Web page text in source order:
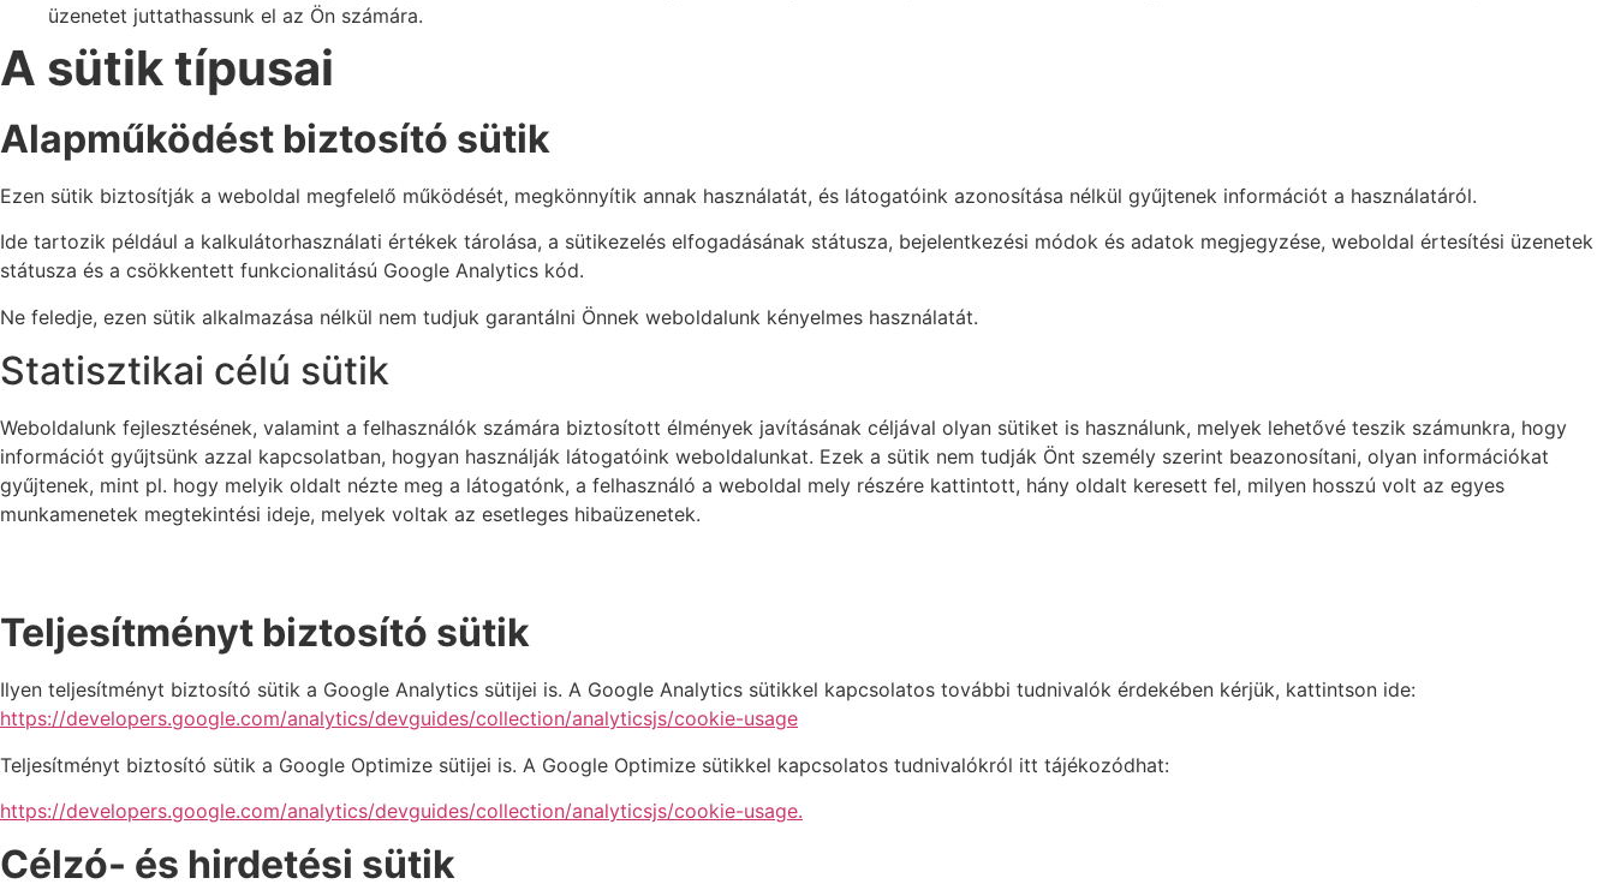
üzenetet juttathassunk el az Ön számára.
A sütik típusai
Alapműködést biztosító sütik
Ezen sütik biztosítják a weboldal megfelelő működését, megkönnyítik annak használatát, és látogatóink azonosítása nélkül gyűjtenek információt a használatáról.
Ide tartozik például a kalkulátorhasználati értékek tárolása, a sütikezelés elfogadásának státusza, bejelentkezési módok és adatok megjegyzése, weboldal értesítési üzenetek
státusza és a csökkentett funkcionalitású Google Analytics kód.
Ne feledje, ezen sütik alkalmazása nélkül nem tudjuk garantálni Önnek weboldalunk kényelmes használatát.
Statisztikai célú sütik
Weboldalunk fejlesztésének, valamint a felhasználók számára biztosított élmények javításának céljával olyan sütiket is használunk, melyek lehetővé teszik számunkra, hogy
információt gyűjtsünk azzal kapcsolatban, hogyan használják látogatóink weboldalunkat. Ezek a sütik nem tudják Önt személy szerint beazonosítani, olyan információkat
gyűjtenek, mint pl. hogy melyik oldalt nézte meg a látogatónk, a felhasználó a weboldal mely részére kattintott, hány oldalt keresett fel, milyen hosszú volt az egyes
munkamenetek megtekintési ideje, melyek voltak az esetleges hibaüzenetek.
Teljesítményt biztosító sütik
Ilyen teljesítményt biztosító sütik a Google Analytics sütijei is. A Google Analytics sütikkel kapcsolatos további tudnivalók érdekében kérjük, kattintson ide:
https://developers.google.com/analytics/devguides/collection/analyticsjs/cookie-usage
Teljesítményt biztosító sütik a Google Optimize sütijei is. A Google Optimize sütikkel kapcsolatos tudnivalókról itt tájékozódhat:
https://developers.google.com/analytics/devguides/collection/analyticsjs/cookie-usage.
Célzó- és hirdetési sütik